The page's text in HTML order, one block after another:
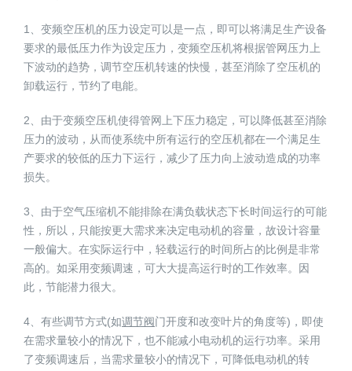
1、变频空压机的压力设定可以是一点，即可以将满足生产设备
要求的最低压力作为设定压力，变频空压机将根据管网压力上
下波动的趋势，调节空压机转速的快慢，甚至消除了空压机的
卸载运行，节约了电能。
2、由于变频空压机使得管网上下压力稳定，可以降低甚至消除
压力的波动，从而使系统中所有运行的空压机都在一个满足生
产要求的较低的压力下运行，减少了压力向上波动造成的功率
损失。
3、由于空气压缩机不能排除在满负载状态下长时间运行的可能
性，所以，只能按更大需求来决定电动机的容量，故设计容量
一般偏大。在实际运行中，轻载运行的时间所占的比例是非常
高的。如采用变频调速，可大大提高运行时的工作效率。因
此，节能潜力很大。
4、有些调节方式(如调节阀门开度和改变叶片的角度等)，即使
在需求量较小的情况下，也不能减小电动机的运行功率。采用
了变频调速后，当需求量较小的情况下，可降低电动机的转